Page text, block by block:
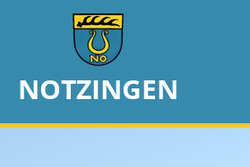
NOTZINGEN